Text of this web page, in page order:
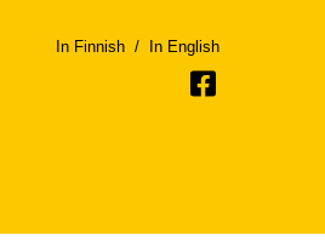
In Finnish / In English